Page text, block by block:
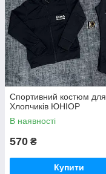
Спортивний костюм для
Хлопчиків ЮНІОР
В наявності
570 ₴
Купити